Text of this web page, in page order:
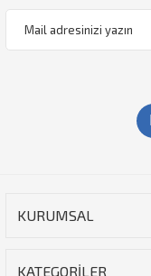
KURUMSAL
KATEGORİLER